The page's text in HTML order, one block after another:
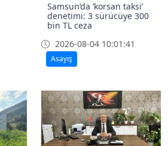
Samsun’da ’korsan taksi’
denetimi: 3 sürücüye 300
bin TL ceza
2026-08-04 10:01:41
Asayiş